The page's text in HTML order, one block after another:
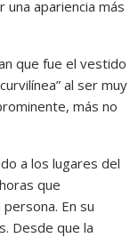
una apariencia más
que fue el vestido
al ser muy
más no
a los lugares del
que
En su
Desde que la